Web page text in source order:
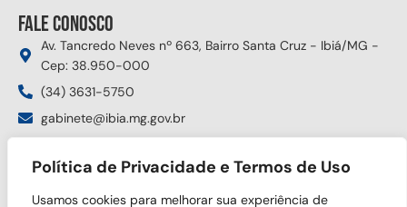
Política de Privacidade e Termos de Uso
Usamos cookies para melhorar sua experiência de
Fale conosco
Av. Tancredo Neves nº 663, Bairro Santa Cruz - Ibiá/MG -
Cep: 38.950-000
(34) 3631-5750
gabinete@ibia.mg.gov.br